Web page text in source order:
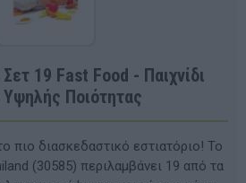
19 Fast Food - Παιχνίδι
Ποιότητας
πιο διασκεδαστικό εστιατόριο! Το
(30585) περιλαμβάνει 19 από τα